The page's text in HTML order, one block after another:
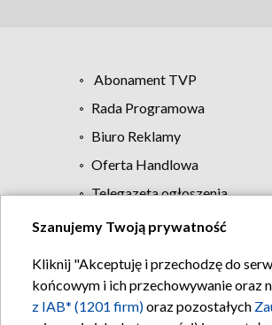
Abonament TVP
Rada Programowa
Biuro Reklamy
Oferta Handlowa
Telegazeta ogłoszenia
Szanujemy Twoją prywatność
Kliknij "Akceptuję i przechodzę do
końcowym i ich przechowywanie oraz
z IAB* (1201 firm)oraz pozostałych